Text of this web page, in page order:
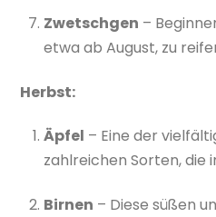
Zwetschgen –
etwa ab August, zu
Herbst:
Äpfel – Eine der
zahlreichen Sorten, die
Birnen – Diese süßen